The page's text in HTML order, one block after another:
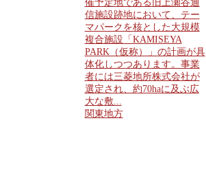
催予定地である旧上瀬谷通
信施設跡地において、テー
マパークを核とした大規模
複合施設「KAMISEYA
PARK（仮称）」の計画が具
体化しつつあります。事業
者には三菱地所株式会社が
選定され、約70haに及ぶ広
大な敷...
関東地方